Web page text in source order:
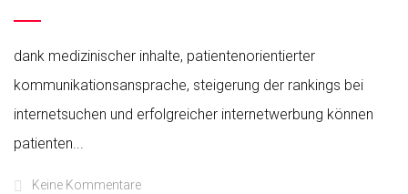
dank medizinischer inhalte, patientenorientierter
kommunikationsansprache, steigerung der rankings bei
internetsuchen und erfolgreicher internetwerbung können
patienten...
Keine Kommentare